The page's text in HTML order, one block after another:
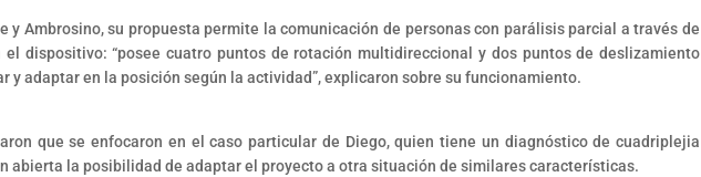
y Ambrosino, su propuesta permite la comunicación de personas con parálisis parcial a través de
dispositivo: “posee cuatro puntos de rotación multidireccional y dos puntos de deslizamiento
y adaptar en la posición según la actividad”, explicaron sobre su funcionamiento.
que se enfocaron en el caso particular de Diego, quien tiene un diagnóstico de cuadriplejia
abierta la posibilidad de adaptar el proyecto a otra situación de similares características.